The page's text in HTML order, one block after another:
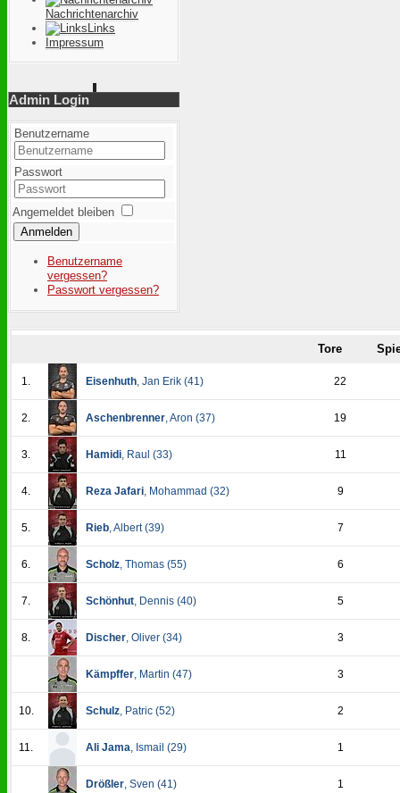
Nachrichtenarchiv
Links
Impressum
Admin Login
Benutzername
Passwort
Angemeldet bleiben
Anmelden
Benutzername
vergessen?
Passwort vergessen?
Tore
1. Eisenhuth, Jan Erik (41) 22
2. Aschenbrenner, Aron (37) 19
3. Hamidi, Raul (33) 11
4. Reza Jafari, Mohammad (32) 9
5. Rieb, Albert (39) 7
6. Scholz, Thomas (55) 6
7. Schönhut, Dennis (40) 5
8. Discher, Oliver (34) 3
Kämpffer, Martin (47) 3
10. Schulz, Patric (52) 2
11. Ali Jama, Ismail (29) 1
Drößler, Sven (41) 1